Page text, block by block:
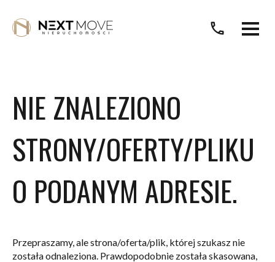
call
NIE ZNALEZIONO
STRONY/OFERTY/PLIKU
O PODANYM ADRESIE.
Przepraszamy, ale strona/oferta/plik, której szukasz nie
została odnaleziona. Prawdopodobnie została skasowana,